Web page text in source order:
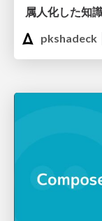
属人化した知
pkshadeck